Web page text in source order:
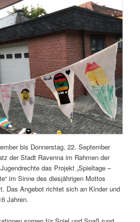
bis Donnerstag, 22. September
der Stadt Ravenna im Rahmen der
das Projekt „Spieltage –
im Sinne des diesjährigen Mottos
Das Angebot richtet sich an Kinder und
Jahren.